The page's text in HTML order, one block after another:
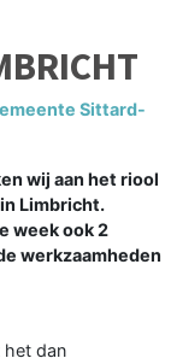
Sittard-
wij aan het riool
Limbricht.
week ook 2
werkzaamheden
het dan